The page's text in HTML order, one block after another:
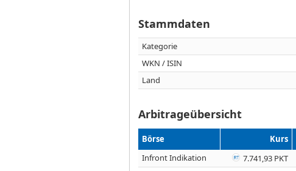
Stammdaten
Kategorie
WKN / ISIN
Land
Arbitrageübersicht
Börse Kurs
Infront Indikation
7.741,93 PKT